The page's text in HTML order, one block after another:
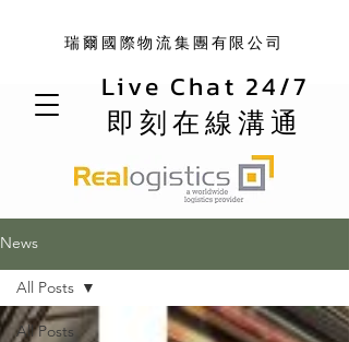
Live Chat 24/7
即刻在線溝通
瑞爾國際物流集團有限公司
News
All Posts
All Posts